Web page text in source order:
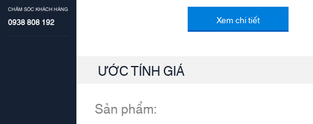
CHĂM SÓC KHÁCH HÀNG
0938 808 192 Xem chi tiết
ƯỚC TÍNH GIÁ
Sản phẩm: